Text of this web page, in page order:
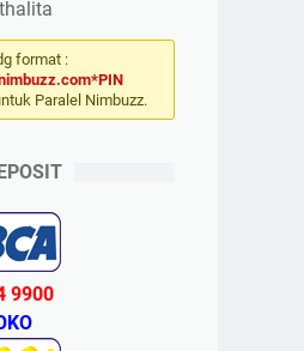
format :
Paralel Nimbuzz.
9900